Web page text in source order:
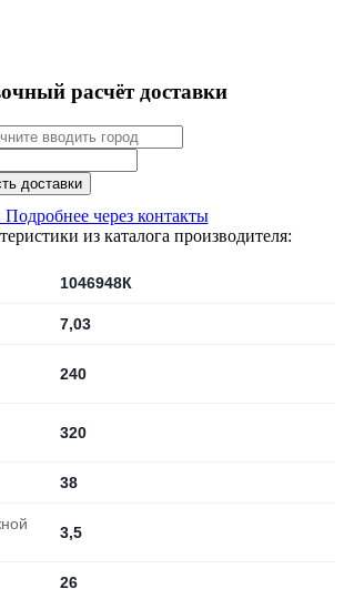
расчёт доставки
доставки
Подробнее через контакты
из каталога производителя:
1046948К
7,03
240
320
38
3,5
26